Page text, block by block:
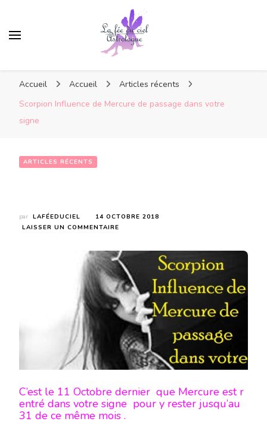
Accueil Accueil
Articles récents
Scorpion Influence de Mercure de passage dans votre
signe
ARTICLES RÉCENTS
par LAFÉEDUCIEL
14 OCTOBRE 2018
LAISSER UN COMMENTAIRE
DE
MERCURE
DE
PASSAGE
DANS
VOTRE
SIGNE
C’est le 11 Octobre dernier que Mercure est r
entré dans votre signe pour y rester jusqu’au
31 de ce même mois .